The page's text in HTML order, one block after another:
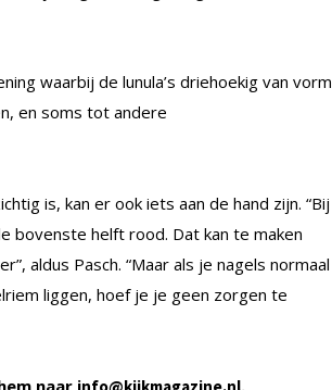
waarbij de lunula’s driehoekig van vorm
en soms tot andere
is, kan er ook iets aan de hand zijn. “Bij
bovenste helft rood. Dat kan te maken
aldus Pasch. “Maar als je nagels normaal
liggen, hoef je je geen zorgen te
naar .